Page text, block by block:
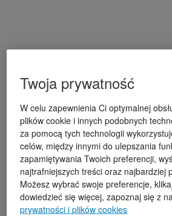
Twoja prywatność
W celu zapewnienia Ci optymalnej
plików cookie i innych podobnych
za pomocą tych technologii
celów, między innymi do ulepszania
zapamiętywania Twoich preferencji,
najtrafniejszych treści oraz najbardziej
Możesz wybrać swoje preferencje,
dowiedzieć się więcej, zapoznaj się z
prywatności i plików cookies